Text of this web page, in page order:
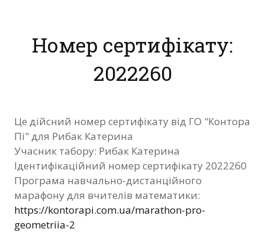
Матеріали
Нас підтримують
Фотозвіт
Видані сертифікати
Контакти
Номер сертифікату:
2022260
Це дійсний номер сертифікату від ГО "Контора
Пі" для Рибак Катерина
Учасник табору: Рибак Катерина
Ідентифікаційний номер сертифікату 2022260
Програма навчально-дистанційного
марафону для вчителів математики:
https://kontorapi.com.ua/marathon-pro-
geometriia-2